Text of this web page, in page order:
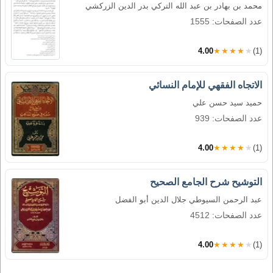
محمد بن بهادر بن عبد الله التركي بدر الدين الزركشي
عدد الصفحات: 1555
4.00★★★★★ (1)
الاتجاه الفقهي للإمام النسائي
حميد سيد حسن علي
عدد الصفحات: 939
4.00★★★★★ (1)
التوشيح شرح الجامع الصحيح
عبد الرحمن السيوطي جلال الدين أبو الفضل
عدد الصفحات: 4512
4.00★★★★★ (1)